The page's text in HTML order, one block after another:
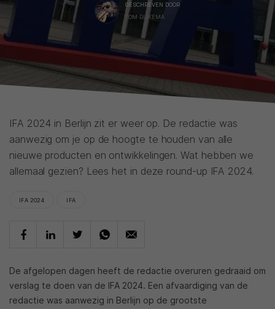
GESCHREVEN DOOR
TOM DIJKEMA
IFA 2024 in Berlijn zit er weer op. De redactie was
aanwezig om je op de hoogte te houden van alle
nieuwe producten en ontwikkelingen. Wat hebben we
allemaal gezien? Lees het in deze round-up IFA 2024.
IFA 2024 IFA
De afgelopen dagen heeft de redactie overuren gedraaid om
verslag te doen van de IFA 2024. Een afvaardiging van de
redactie was aanwezig in Berlijn op de grootste